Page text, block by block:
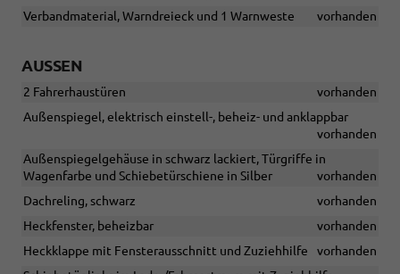
Verbandmaterial, Warndreieck und 1 Warnweste
vorhanden
AUSSEN
2 Fahrerhaustüren
vorhanden
Außenspiegel, elektrisch einstell-, beheiz- und anklappbar
vorhanden
Außenspiegelgehäuse in schwarz lackiert, Türgriffe in
Wagenfarbe und Schiebetürschiene in Silber
vorhanden
Dachreling, schwarz
vorhanden
Heckfenster, beheizbar
vorhanden
Heckklappe mit Fensterausschnitt und Zuziehhilfe
vorhanden